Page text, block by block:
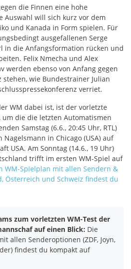
die Finnen eine hohe
Auswahl will sich kurz vor dem
und Kanada in Form spielen. Für
ausgefallenen Serge
in die Anfangsformation rücken und
Felix Nmecha und Alex
werden ebenso von Anfang gegen
wie Bundestrainer Julian
verriet.
WM dabei ist, ist der vorletzte
um die die letzten Automatismen
Samstag (6.6., 20:45 Uhr, RTL)
in Chicago (USA) auf
USA. Am Sonntag (14.6., 19 Uhr)
trifft im ersten WM-Spiel auf
WM-Spielplan mit allen Sendern &
Österreich und Schweiz findest du
zum vorletzten WM-Test der
auf einen Blick: Die
allen Senderoptionen (ZDF, Joyn,
findest du kompakt auf